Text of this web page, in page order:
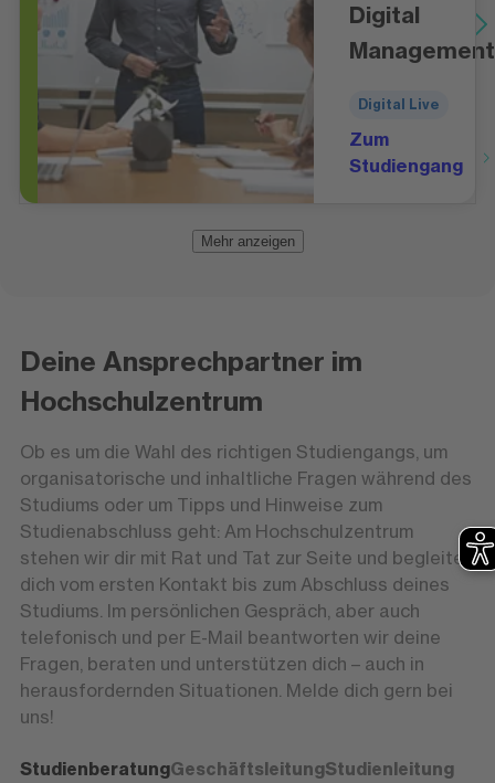
Digital
Management
Digital Live
Zum
Studiengang
Mehr anzeigen
Deine Ansprechpartner im
Hochschulzentrum
Ob es um die Wahl des richtigen Studiengangs, um
organisatorische und inhaltliche Fragen während des
Studiums oder um Tipps und Hinweise zum
Studienabschluss geht: Am Hochschulzentrum
stehen wir dir mit Rat und Tat zur Seite und begleiten
dich vom ersten Kontakt bis zum Abschluss deines
Studiums. Im persönlichen Gespräch, aber auch
telefonisch und per E-Mail beantworten wir deine
Fragen, beraten und unterstützen dich – auch in
herausfordernden Situationen. Melde dich gern bei
uns!
StudienberatungGeschäftsleitungStudienleitung